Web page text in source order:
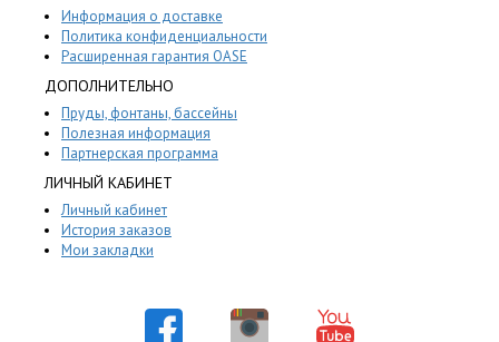
Информация о доставке
Политика конфиденциальности
Расширенная гарантия OASE
ДОПОЛНИТЕЛЬНО
Пруды, фонтаны, бассейны
Полезная информация
Партнерская программа
ЛИЧНЫЙ КАБИНЕТ
Личный кабинет
История заказов
Мои закладки